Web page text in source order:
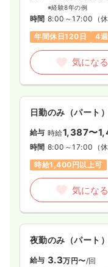
24.7万円/月
※一例
時間 8:30～17:00（
日曜休み
4週8休以
第二新卒可
月給28
気になる
日勤のみ（パート
時間 8:30～17:00（
日曜休み
担当業務
時給1,500円以上可
気になる
※経験8年の例
時間 8:00～17:00 （
年間休日120日
4
気になる
日勤のみ（パート）
給与 時給1,387〜
時間 8:00～17:00 （
時給1,400円以上可
気になる
夜勤のみ（パート）
給与 3.3万円〜/回